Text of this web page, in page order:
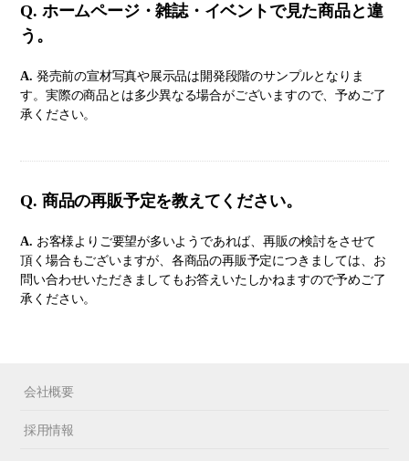
Q. ホームページ・雑誌・イベントで見た商品と違
う。
A. 発売前の宣材写真や展示品は開発段階のサンプルとなりま
す。実際の商品とは多少異なる場合がございますので、予めご了
承ください。
Q. 商品の再販予定を教えてください。
A. お客様よりご要望が多いようであれば、再販の検討をさせて
頂く場合もございますが、各商品の再販予定につきましては、お
問い合わせいただきましてもお答えいたしかねますので予めご了
承ください。
会社概要
採用情報